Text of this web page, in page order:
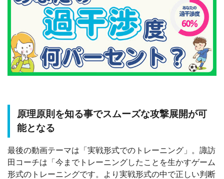
原理原則を知る事でスムーズな攻撃展開が可
能となる
最後の動画テーマは「実戦形式でのトレーニング」。諏訪
田コーチは「今までトレーニングしたことを生かすゲーム
形式のトレーニングです。より実戦形式の中で正しい判断